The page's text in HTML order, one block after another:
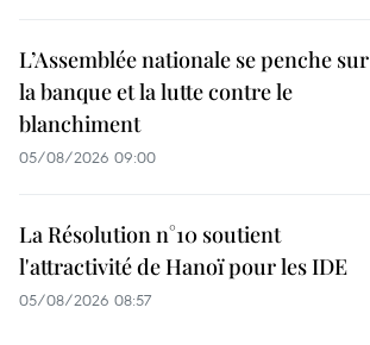
L’Assemblée nationale se penche sur
la banque et la lutte contre le
blanchiment
05/08/2026 09:00
La Résolution n°10 soutient
l'attractivité de Hanoï pour les IDE
05/08/2026 08:57